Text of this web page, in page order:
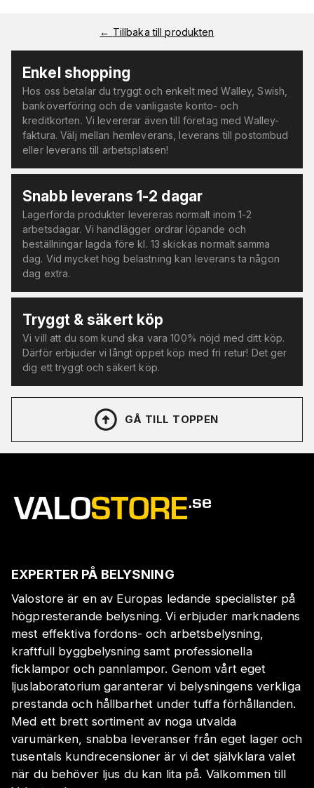
← Tillbaka till produkten
Enkel shopping
Hos oss betalar du tryggt och enkelt med Walley, Swish,
banköverföring och de vanligaste konto- och
kreditkorten. Vi levererar även till företag med Walley-
faktura. Välj mellan hemleverans, leverans till postombud
eller leverans till arbetsplatsen!
Snabb leverans 1-2 dagar
Lagerförda produkter levereras normalt inom 1-2
arbetsdagar. Vi handlägger ordrar löpande och
beställningar lagda före kl. 13 skickas normalt samma
dag. Vid mycket hög belastning kan leverans ta någon
dag extra.
Tryggt & säkert köp
Vi vill att du som kund ska vara 100% nöjd med ditt köp.
Därför erbjuder vi långt öppet köp med fri retur! Det ger
dig ett tryggt och säkert köp.
GÅ TILL TOPPEN
EXPERTER PÅ BELYSNING
Valostore är en av Europas ledande specialister på
högpresterande belysning. Vi erbjuder marknadens
mest effektiva fordons- och arbetsbelysning,
kraftfull byggbelysning samt professionella
ficklampor och pannlampor. Genom vårt eget
ljuslaboratorium garanterar vi belysningens verkliga
prestanda och hållbarhet under tuffa förhållanden.
Med ett brett sortiment av noga utvalda
varumärken, snabba leveranser från eget lager och
tusentals kundrecensioner är vi det självklara valet
när du behöver ljus du kan lita på. Välkommen till